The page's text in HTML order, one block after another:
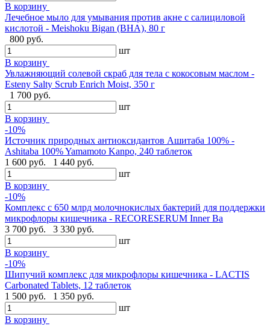
В корзину
Лечебное мыло для умывания против акне с салициловой
кислотой - Meishoku Bigan (BHA), 80 г
800 руб.
шт
В корзину
Увлажняющий солевой скраб для тела с кокосовым маслом -
Esteny Salty Scrub Enrich Moist, 350 г
1 700 руб.
шт
В корзину
-10%
Источник природных антиоксидантов Ашитаба 100% -
Ashitaba 100% Yamamoto Kanpo, 240 таблеток
1 600 руб.
1 440 руб.
шт
В корзину
-10%
Комплекс с 650 млрд молочнокислых бактерий для поддержки
микрофлоры кишечника - RECORESERUM Inner Ba
3 700 руб.
3 330 руб.
шт
В корзину
-10%
Шипучий комплекс для микрофлоры кишечника - LACTIS
Carbonated Tablets, 12 таблеток
1 500 руб.
1 350 руб.
шт
В корзину